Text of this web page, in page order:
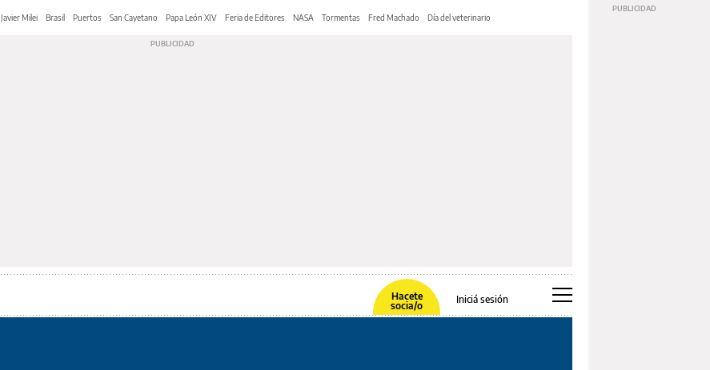
Javier Milei Brasil Puertos San Cayetano Papa León XIV Feria de Editores NASA Tormentas Fred Machado Día del veterinario
Hacete
socia/o
Iniciá sesión